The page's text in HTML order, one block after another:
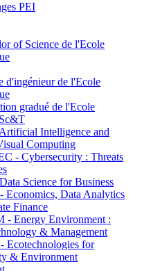
PEI
of Science de l'Ecole
d'ingénieur de l'Ecole
gradué de l'Ecole
Intelligence and
Computing
- Cybersecurity : Threats
Science for Business
Economics, Data Analytics
Finance
- Energy Environment :
& Management
Ecotechnologies for
& Environment